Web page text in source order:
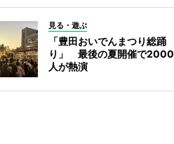
見る・遊ぶ
「豊田おいでんまつり総踊
り」 最後の夏開催で2000
人が熱演